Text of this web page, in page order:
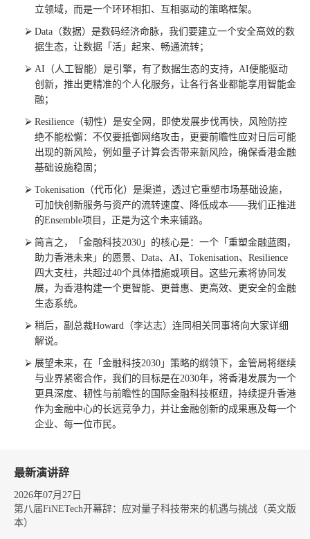
立领域，而是一个环环相扣、互相驱动的策略框架。
Data（数据）是数码经济命脉，我们要建立一个安全高效的数
据生态，让数据「活」起来、畅通流转；
AI（人工智能）是引擎，有了数据生态的支持，AI便能驱动
创新，推出更精准的个人化服务，让各行各业都能享用智能金
融；
Resilience（韧性）是安全网，即使发展步伐再快，风险防控
绝不能松懈：不仅要抵御网络攻击，更要前瞻性应对日后可能
出现的新风险，例如量子计算会否带来新风险，确保香港金融
基础设施稳固；
Tokenisation（代币化）是渠道，透过它重塑市场基础设施，
可加快创新服务与资产的流转速度、降低成本——我们正推进
的Ensemble项目，正是为这个未来铺路。
简言之，「金融科技2030」的核心是：一个「重塑金融蓝图，
助力香港未来」的愿景、Data、AI、Tokenisation、Resilience
四大支柱，共超过40个具体措施或项目。这些元素将协同发
展，为香港构建一个更智能、更普惠、更高效、更安全的金融
生态系统。
稍后，副总裁Howard（李达志）连同相关同事将向大家详细
解说。
展望未来，在「金融科技2030」策略的纲领下，金管局将继续
与业界紧密合作，我们的目标是在2030年，将香港发展为一个
更具深度、韧性与前瞻性的国际金融科技枢纽，持续提升香港
作为金融中心的长远竞争力，并让金融创新的成果惠及每一个
企业、每一位市民。
最新演讲辞
2026年07月27日
第八届FiNETech开幕辞：应对量子科技带来的机遇与挑战（英文版
本）